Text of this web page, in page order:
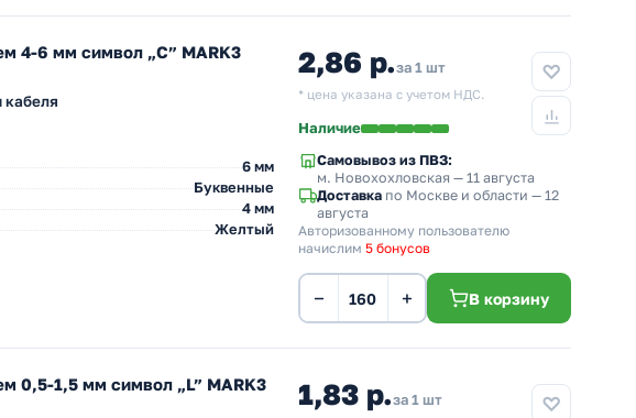
4-6 мм символ „C” MARK3
кабеля
6 мм
Буквенные
4 мм
Желтый
2,86 р.за 1 шт
* цена указана с учетом НДС.
Наличие
Самовывоз из ПВЗ:
м. Новохохловская — 11 августа
Доставка по Москве и области — 12
августа
Авторизованному пользователю
начислим 5 бонусов
− + В корзину
0,5-1,5 мм символ „L” MARK3
1,83 р.за 1 шт